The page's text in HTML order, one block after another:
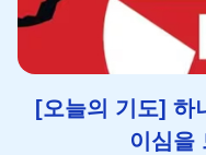
[오늘의 기도] 하
이심을